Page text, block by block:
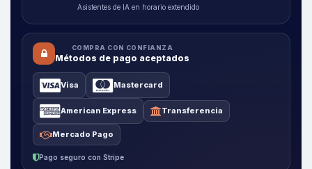
Asistentes de IA en horario extendido
COMPRA CON CONFIANZA
Métodos de pago aceptados
Visa Mastercard
American Express Transferencia
Mercado Pago
Pago seguro con Stripe